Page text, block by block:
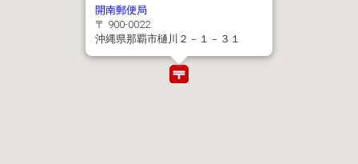
開南郵便局
〒 900-0022
沖縄県那覇市樋川２－１－３１